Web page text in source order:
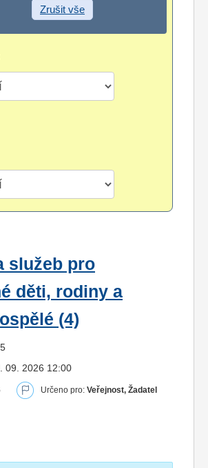
Zrušit vše
služeb pro
děti, rodiny a
(4)
09. 2026 12:00
Určeno pro: Veřejnost, Žadatel